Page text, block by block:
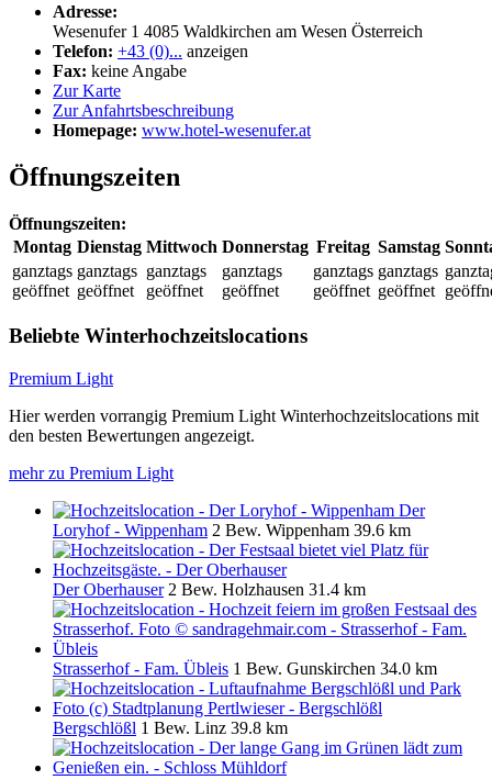
Adresse:
Wesenufer 1 4085 Waldkirchen am Wesen Österreich
Telefon: +43 (0)... anzeigen
Fax: keine Angabe
Zur Karte
Zur Anfahrtsbeschreibung
Homepage: www.hotel-wesenufer.at
Öffnungszeiten
Öffnungszeiten:
Montag Dienstag Mittwoch Donnerstag Freitag Samstag
ganztags
geöffnet
ganztags
geöffnet
ganztags
geöffnet
ganztags
geöffnet
ganztags
geöffnet
ganztags
geöffnet
Beliebte Winterhochzeitslocations
Premium Light
Hier werden vorrangig Premium Light Winterhochzeitslocations mit
den besten Bewertungen angezeigt.
mehr zu Premium Light
Der
Loryhof - Wippenham 2 Bew. Wippenham 39.6 km
Der Oberhauser 2 Bew. Holzhausen 31.4 km
Strasserhof - Fam. Übleis 1 Bew. Gunskirchen 34.0 km
Bergschlößl 1 Bew. Linz 39.8 km